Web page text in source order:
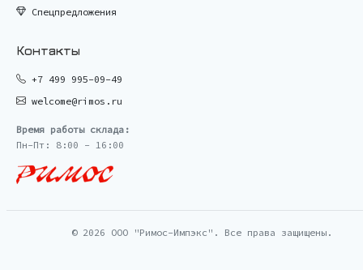
Спецпредложения
Контакты
+7 499 995-09-49
welcome@rimos.ru
Время работы склада:
Пн-Пт: 8:00 - 16:00
© 2026 ООО "Римос-Импэкс". Все права защищены.